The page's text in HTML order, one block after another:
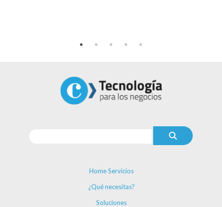
Home Servicios
¿Qué necesitas?
Soluciones